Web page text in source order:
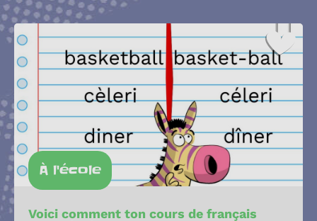
À l'école
Voici comment ton cours de français